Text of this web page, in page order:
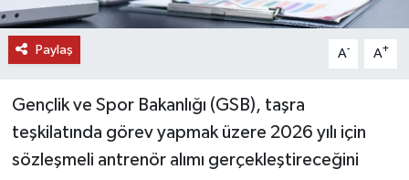
Paylaş A- A+
Gençlik ve Spor Bakanlığı (GSB), taşra
teşkilatında görev yapmak üzere 2026 yılı için
sözleşmeli antrenör alımı gerçekleştireceğini
VİDEO HABERLER
RESMİ İLAN